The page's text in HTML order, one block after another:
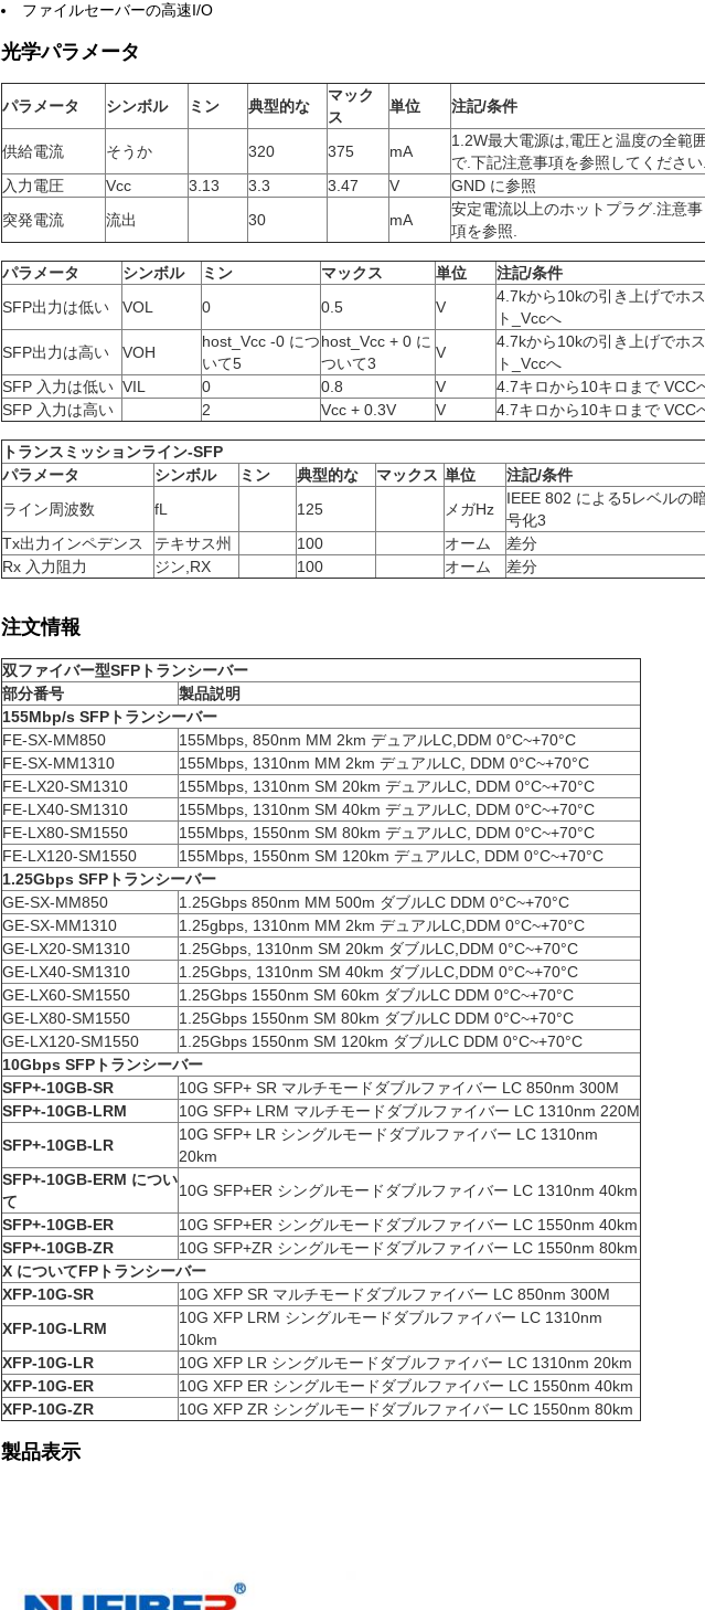
ファイルセーバーの高速I/O
光学パラメータ
パラメータ シンボル ミン 典型的な
マック
ス
単位 注記/条件
供給電流 そうか 320 375 mA
1.2W最大電源は,電圧と温度の全範囲
で.下記注意事項を参照してください.
入力電圧
Vcc 3.13 3.3 3.47 V
GND に参照
突発電流
流出 30 mA
安定電流以上のホットプラグ.注意事
項を参照.
パラメータ シンボル ミン マックス 単位
注記/条件
SFP出力は低い
VOL 0 0.5 V
4.7kから10kの引き上げでホス
ト_Vccへ
SFP出力は高い
VOH
host_Vcc -0 につ
いて5
host_Vcc + 0 に
ついて3
V
4.7kから10kの引き上げでホス
ト_Vccへ
SFP 入力は低い VIL 0 0.8 V
4.7キロから10キロまで VCC
SFP 入力は高い
2 Vcc + 0.3V V 4.7キロから10キロまで VCC
トランスミッションライン-SFP
パラメータ
シンボル ミン 典型的な マックス 単位
注記/条件
ライン周波数
fL 125 メガHz
IEEE 802 による5レベルの
号化3
Tx出力インペデンス
テキサス州 100 オーム
差分
Rx 入力阻力
ジン,RX 100 オーム 差分
注文情報
双ファイバー型SFP トランシーバー
部分番号
製品説明
155Mbp/s SFP トランシーバー
FE-SX-MM850
155Mbps, 850nm MM 2km デュアルLC,DDM 0°C~+70°C
FE-SX-MM1310
155Mbps, 1310nm MM 2km デュアルLC, DDM 0°C~+70°C
FE-LX20-SM1310
155Mbps, 1310nm SM 20km デュアルLC, DDM 0°C~+70°C
FE-LX40-SM1310
155Mbps, 1310nm SM 40km デュアルLC, DDM 0°C~+70°C
FE-LX80-SM1550
155Mbps, 1550nm SM 80km デュアルLC, DDM 0°C~+70°C
FE-LX120-SM1550
155Mbps, 1550nm SM 120km デュアルLC, DDM 0°C~+70°C
1.25Gbps SFP トランシーバー
GE-SX-MM850
1.25Gbps 850nm MM 500m ダブルLC DDM 0°C~+70°C
GE-SX-MM1310
1.25gbps, 1310nm MM 2km デュアルLC,DDM 0°C~+70°C
GE-LX20-SM1310
1.25Gbps, 1310nm SM 20km ダブルLC,DDM 0°C~+70°C
GE-LX40-SM1310
1.25Gbps, 1310nm SM 40km ダブルLC,DDM 0°C~+70°C
GE-LX60-SM1550
1.25Gbps 1550nm SM 60km ダブルLC DDM 0°C~+70°C
GE-LX80-SM1550
1.25Gbps 1550nm SM 80km ダブルLC DDM 0°C~+70°C
GE-LX120-SM1550
1.25Gbps 1550nm SM 120km ダブルLC DDM 0°C~+70°C
10Gbps SFP トランシーバー
SFP+-10GB-SR
10G SFP+ SR マルチモードダブルファイバー LC 850nm 300M
SFP+-10GB-LRM
10G SFP+ LRM マルチモードダブルファイバー LC 1310nm 220M
SFP+-10GB-LR
10G SFP+ LR シングルモードダブルファイバー LC 1310nm
20km
SFP+-10GB-ERM につい
て
10G SFP+ER シングルモードダブルファイバー LC 1310nm 40km
SFP+-10GB-ER
10G SFP+ER シングルモードダブルファイバー LC 1550nm 40km
SFP+-10GB-ZR
10G SFP+ZR シングルモードダブルファイバー LC 1550nm 80km
X についてFP トランシーバー
XFP-10G-SR
10G XFP SR マルチモードダブルファイバー LC 850nm 300M
XFP-10G-LRM
10G XFP LRM シングルモードダブルファイバー LC 1310nm
10km
XFP-10G-LR
10G XFP LR シングルモードダブルファイバー LC 1310nm 20km
XFP-10G-ER
10G XFP ER シングルモードダブルファイバー LC 1550nm 40km
XFP-10G-ZR 10G XFP ZR シングルモードダブルファイバー LC 1550nm 80km
製品表示